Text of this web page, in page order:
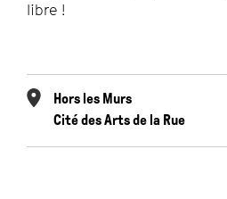
libre !
Hors les Murs
Cité des Arts de la Rue